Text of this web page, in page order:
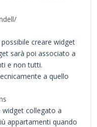
creare widget
sarà poi associato a
e non tutti.
a quello
widget collegato a
appartamenti quando